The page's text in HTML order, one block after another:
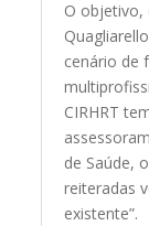
O objetivo,
cenário de
CIRHRT
de Saúde,
reiteradas
existente”.